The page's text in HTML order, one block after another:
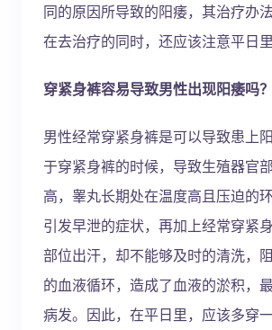
同的原因所导致的阳痿，其治疗办
在去治疗的同时，还应该注意平日
穿紧身裤容易导致男性出现阳痿吗？
男性经常穿紧身裤是可以导致患上
于穿紧身裤的时候，导致生殖器官
高，睾丸长期处在温度高且压迫的
引发早泄的症状，再加上经常穿紧
部位出汗，却不能够及时的清洗，
的血液循环，造成了血液的淤积，
病发。因此，在平日里，应该多穿